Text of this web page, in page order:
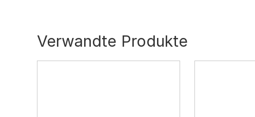
Verwandte Produkte